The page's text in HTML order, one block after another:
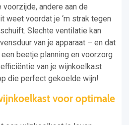
andere aan de
weet voordat je ‘m strak tegen
Slechte ventilatie kan
van je apparaat – en dat
beetje planning en voorzorg
van je wijnkoelkast
die perfect gekoelde wijn!
voor optimale